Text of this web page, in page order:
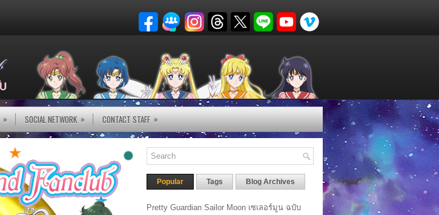
» SOCIAL NETWORK » CONTACT STAFF »
Popular Tags Blog Archives
Pretty Guardian Sailor Moon เซเลอร์มูน ฉบับ